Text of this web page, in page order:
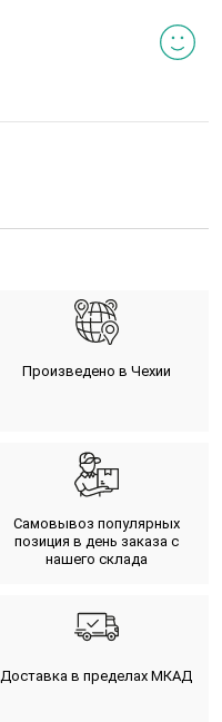
Произведено в Чехии
Самовывоз популярных
позиция в день заказа с
нашего склада
Доставка в пределах МКАД